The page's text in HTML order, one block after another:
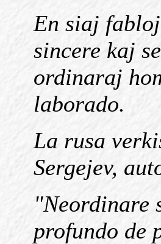
En siaj
sincere kaj
ordinaraj
laborado.
La rusa
Sergejev,
"Neordinare
profundo de